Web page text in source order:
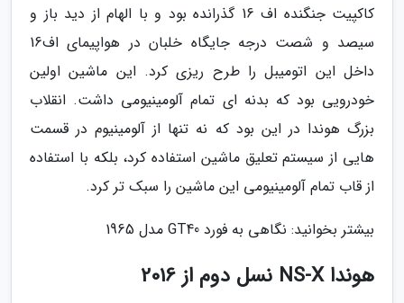
کاکپیت جنگنده اف 16 گذرانده بود و با الهام از دید باز و
سیصد و شصت درجه جایگاه خلبان در هواپیمای اف16
داخل این اتومیبل را طرح ریزی کرد. این ماشین اولین
خودرویی بود که بدنه ای تمام آلومینیومی داشت. انقلاب
بزرگ هوندا در این بود که نه تنها از آلومینیوم در قسمت
هایی از سیستم تعلیق ماشین استفاده کرد، بلکه با استفاده
از قاب تمام آلومینیومی این ماشین را سبک تر کرد.
بیشتر بخوانید: نگاهی به فورد GT40 مدل 1965
هوندا NS-X نسل دوم از 2016